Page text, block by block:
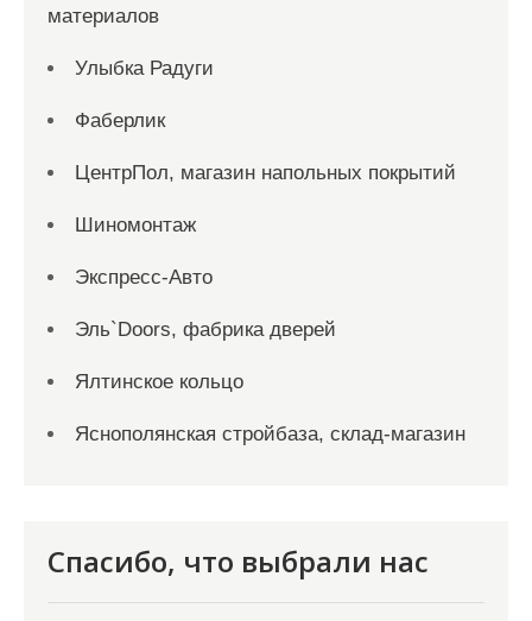
материалов
Улыбка Радуги
Фаберлик
ЦентрПол, магазин напольных покрытий
Шиномонтаж
Экспресс-Авто
Эль`Doors, фабрика дверей
Ялтинское кольцо
Яснополянская стройбаза, склад-магазин
Спасибо, что выбрали нас